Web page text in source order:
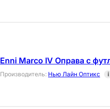
Enni Marco IV Оправа с
Производитель: Нью Лайн Оптикс i